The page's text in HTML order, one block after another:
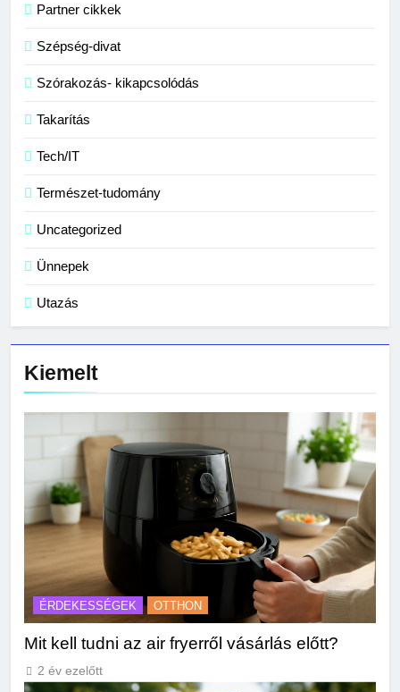
Partner cikkek
Szépség-divat
Szórakozás- kikapcsolódás
Takarítás
Tech/IT
Természet-tudomány
Uncategorized
Ünnepek
Utazás
Kiemelt
ÉRDEKESSÉGEK OTTHON
Mit kell tudni az air fryerről vásárlás előtt?
2 év ezelőtt